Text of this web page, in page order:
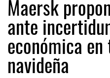
Maersk
ante
económica en
navideña